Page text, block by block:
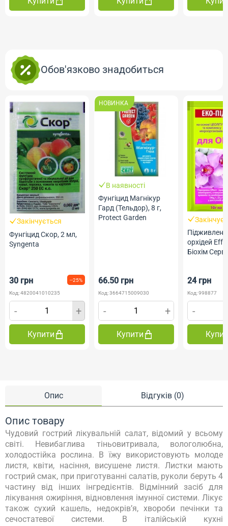
Опис Відгуків (0)
Опис товару
Чудовий гострий лікувальній салат, відомий у всьому
світі. Невибаглива тіньовитривала, вологолюбна,
холодостійка рослина. В їжу використовують молоде
листя, квіти, насіння, висушене листя. Листки мають
гострий смак, при приготуванні салатів, руколи беруть 4
частину від інших інгредієнтів. Відмінний засіб для
лікування ожиріння, відновлення імунної системи. Лікує
також сухий кашель, недокрів’я, хвороби печінки та
сечостатевої системи. В італійській кухні
Обов'язково знадобиться
Закінчується
Фунгіцид Скор, 2 мл,
Syngenta
30 грн --25%
Код: 4820041010235
- +
Купити
НОВИНКА
В наявності
Фунгіцид Магнікур
Гард (Тельдор), 8 г,
Protect Garden
66.50 грн
Код: 3664715009030
- +
Купити
орхідей
Біохім
24 грн
Код: 998877
-